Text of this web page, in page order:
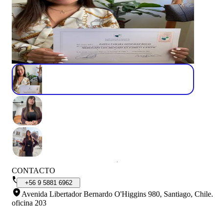
CONTACTO
+56 9 5881 6962
Avenida Libertador Bernardo O'Higgins 980, Santiago, Chile.
oficina 203